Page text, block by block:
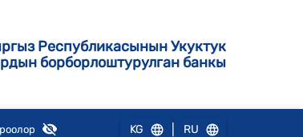
Республикасынын Укуктук
борборлоштурулган банкы
KG RU